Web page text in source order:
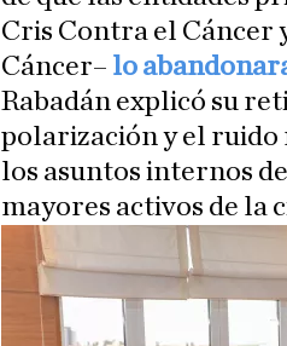
Cris Contra el Cáncer
Cáncer– lo
Rabadán explicó su
polarización y el ruido
los asuntos internos
mayores activos de la